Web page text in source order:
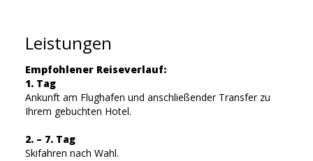
Leistungen
Empfohlener Reiseverlauf:
1. Tag
Ankunft am Flughafen und anschließender Transfer zu
Ihrem gebuchten Hotel.
2. – 7. Tag
Skifahren nach Wahl.